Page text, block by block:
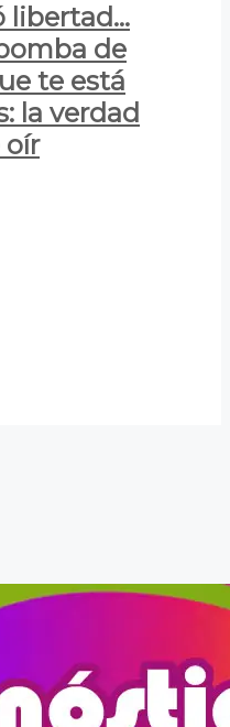
libertad…
de
te está
la verdad
oír